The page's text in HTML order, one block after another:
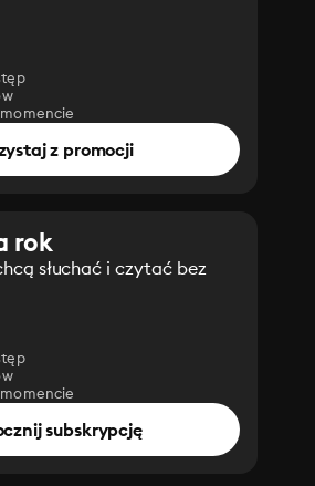
z promocji
rok
słuchać i czytać bez
subskrypcję